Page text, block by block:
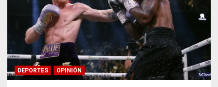
DEPORTES OPINIÓN